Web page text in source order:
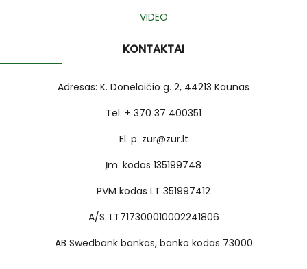
VIDEO
KONTAKTAI
Adresas: K. Donelaičio g. 2, 44213 Kaunas
Tel. + 370 37 400351
El. p. zur@zur.lt
Įm. kodas 135199748
PVM kodas LT 351997412
A/S. LT717300010002241806
AB Swedbank bankas, banko kodas 73000